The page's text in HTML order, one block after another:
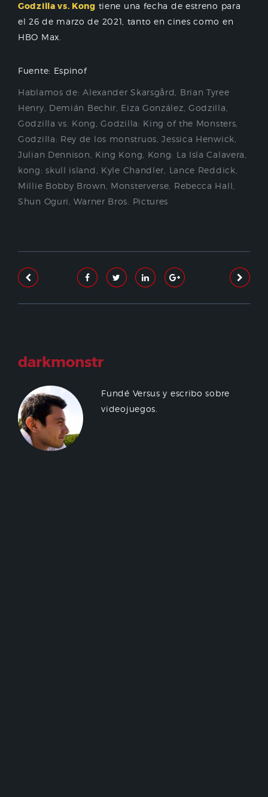
Godzilla vs. Kong tiene una fecha de estreno para
el 26 de marzo de 2021, tanto en cines como en
HBO Max.
Fuente: Espinof
Hablamos de:Alexander Skarsgård
Brian Tyree
Henry Demián Bechir Eiza González Godzilla
Godzilla vs. Kong ,Godzilla: King of the Monsters
Godzilla: Rey de los monstruos ,Jessica Henwick
Julian Dennison
King Kong Kong: La Isla Calavera
kong: skull island
Kyle Chandler Lance Reddick
Millie Bobby Brown
Monsterverse Rebecca Hall
Shun Oguri ,Warner Bros. Pictures
darkmonstr
Fundé Versus y escribo sobre
videojuegos.